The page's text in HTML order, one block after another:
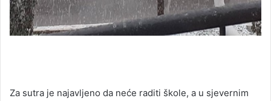
Za sutra je najavljeno da neće raditi škole, a u sjevernim